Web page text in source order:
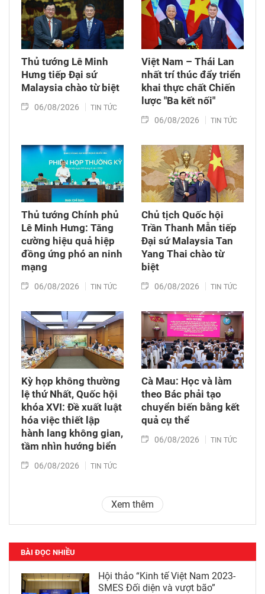
Thủ tướng Lê Minh
Hưng tiếp Đại sứ
Malaysia chào từ biệt
06/08/2026 TIN TỨC
Việt Nam – Thái Lan
nhất trí thúc đẩy triển
khai thực chất Chiến
lược "Ba kết nối"
06/08/2026 TIN TỨC
Thủ tướng Chính phủ
Lê Minh Hưng: Tăng
cường hiệu quả hiệp
đồng ứng phó an ninh
mạng
06/08/2026 TIN TỨC
Chủ tịch Quốc hội
Trần Thanh Mẫn tiếp
Đại sứ Malaysia Tan
Yang Thai chào từ
biệt
06/08/2026 TIN TỨC
Kỳ họp không thường
lệ thứ Nhất, Quốc hội
khóa XVI: Đề xuất luật
hóa việc thiết lập
hành lang không gian,
tầm nhìn hướng biển
06/08/2026 TIN TỨC
Cà Mau: Học và làm
theo Bác phải tạo
chuyển biến bằng kết
quả cụ thể
06/08/2026 TIN TỨC
Xem thêm
BÀI ĐỌC NHIỀU
Hội thảo “Kinh tế Việt Nam 2023-
SMES Đối diện và vượt bão”